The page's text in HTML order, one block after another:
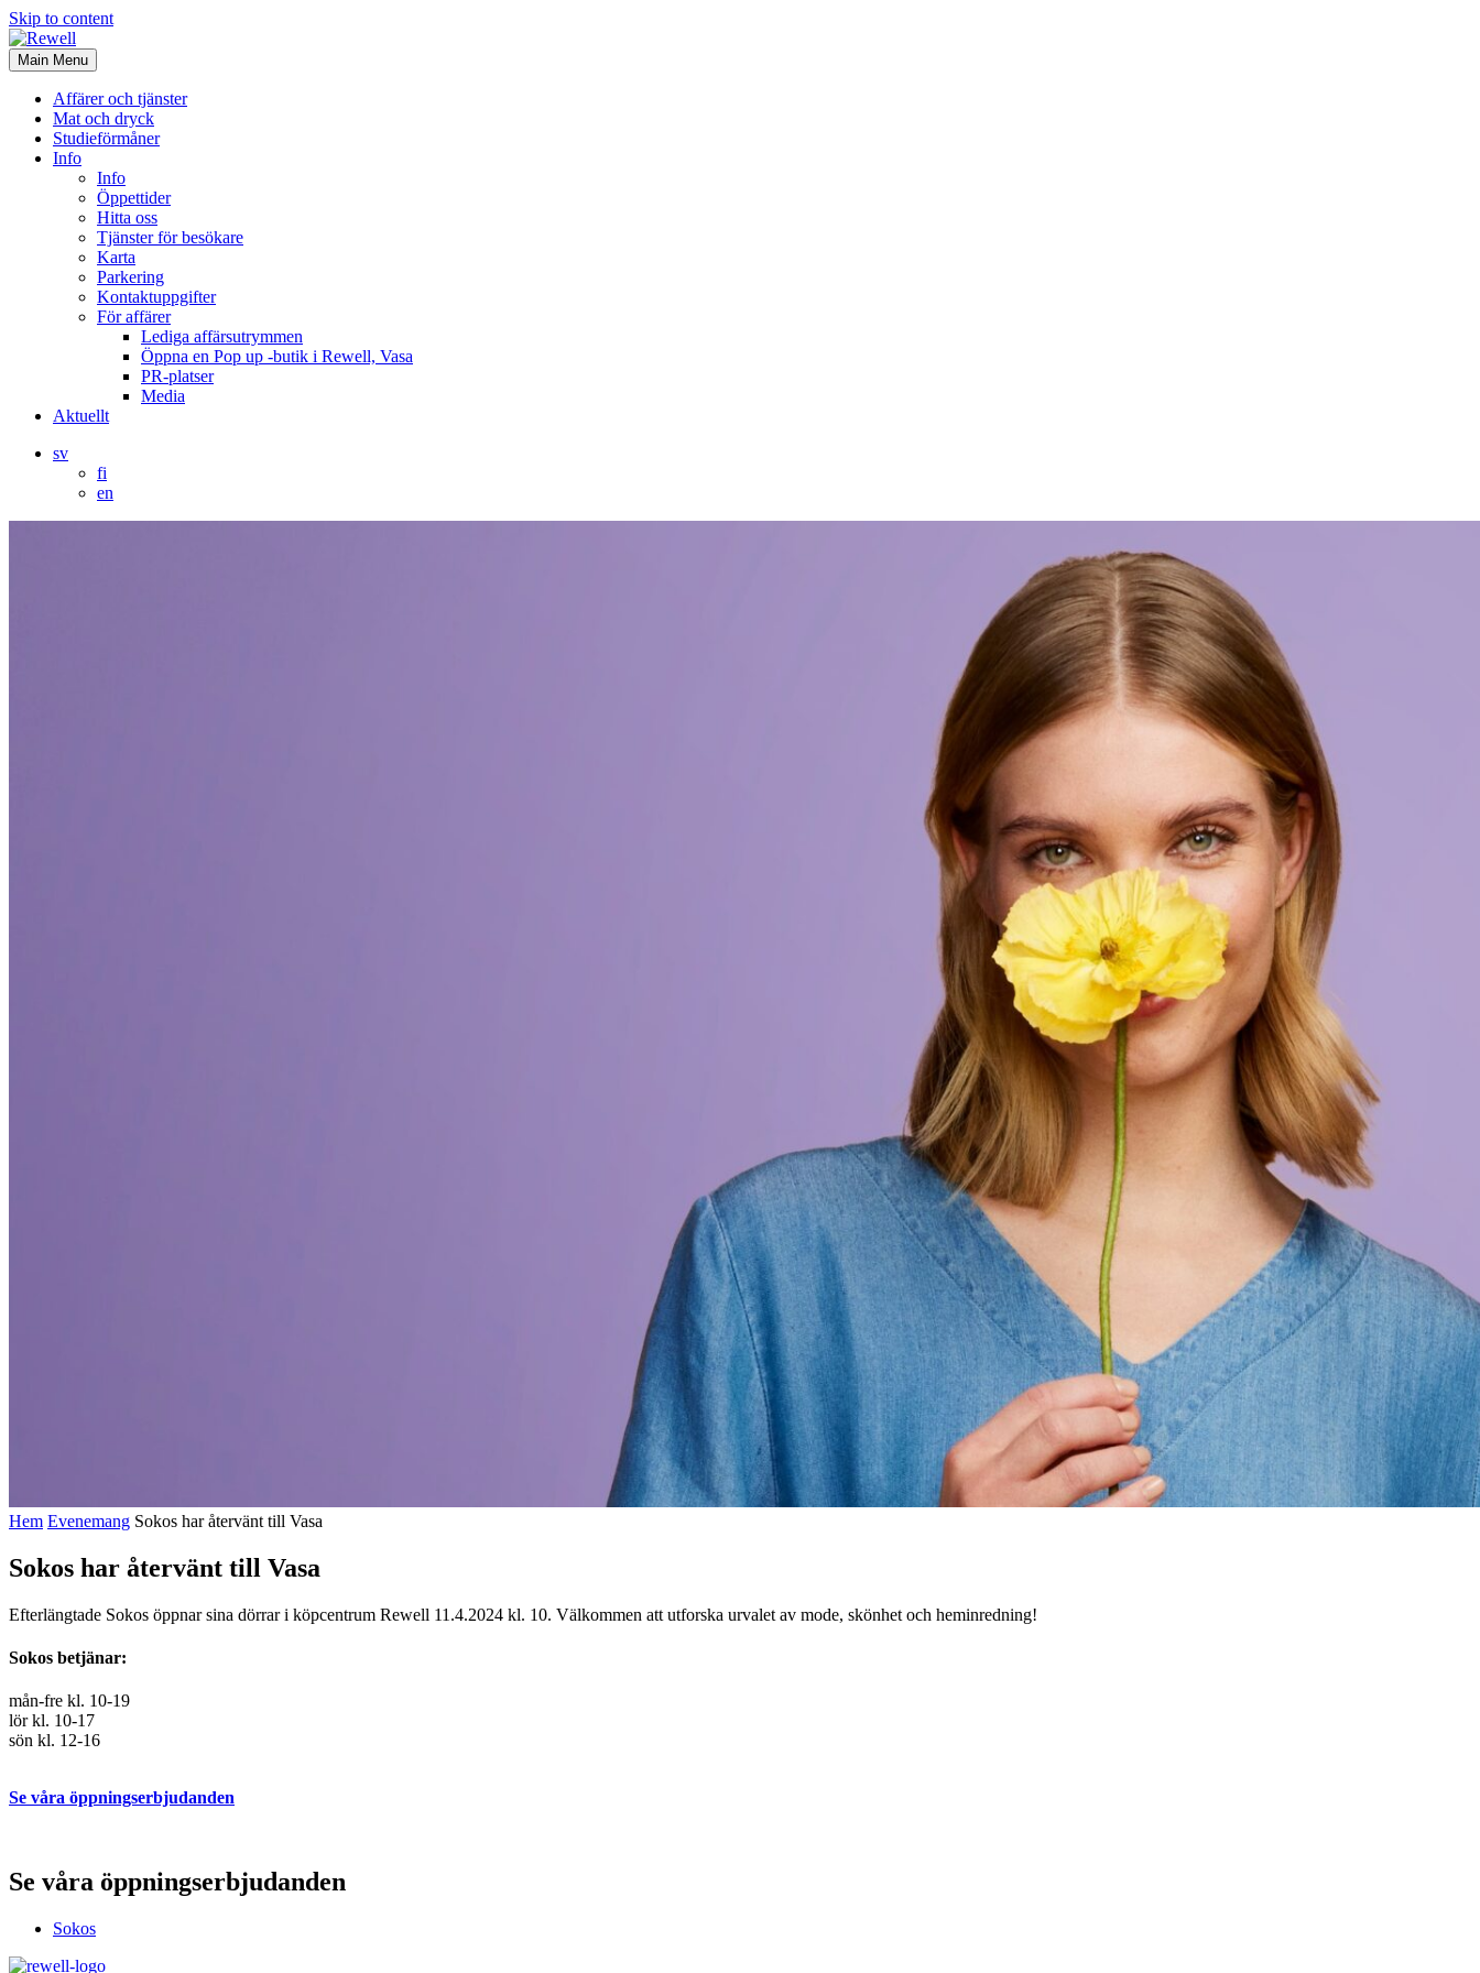
Skip to content
Main Menu
Affärer och tjänster
Mat och dryck
Studieförmåner
Info
Info
Öppettider
Hitta oss
Tjänster för besökare
Karta
Parkering
Kontaktuppgifter
För affärer
Lediga affärsutrymmen
Öppna en Pop up -butik i Rewell, Vasa
PR-platser
Media
Aktuellt
sv
fi
en
Hem Evenemang Sokos har återvänt till Vasa
Sokos har återvänt till Vasa
Efterlängtade Sokos öppnar sina dörrar i köpcentrum Rewell 11.4.2024 kl. 10. Välkommen att utforska urvalet av mode, skönhet och heminredning!
Sokos betjänar:
mån-fre kl. 10-19
lör kl. 10-17
sön kl. 12-16
Se våra öppningserbjudanden
Se våra öppningserbjudanden
Sokos